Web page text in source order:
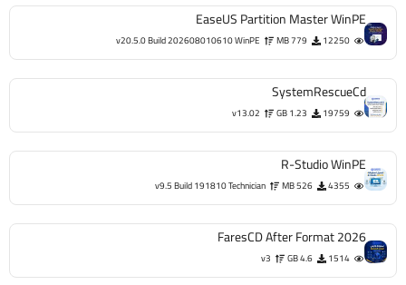
EaseUS Partition Master WinPE
12250
779 MB
v20.5.0 Build 202608010610 WinPE
SystemRescueCd
19759
1.23 GB
v13.02
R-Studio WinPE
4355
526 MB
v9.5 Build 191810 Technician
FaresCD After Format 2026
1514
4.6 GB
v3